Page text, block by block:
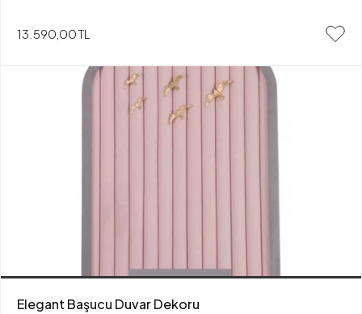
13.590,00 TL
Elegant Başucu Duvar Dekoru